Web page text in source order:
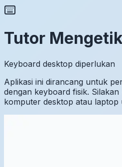
Tutor
Keyboard desktop diperlukan
Aplikasi ini dirancang untuk
dengan keyboard fisik. Silakan
komputer desktop atau laptop